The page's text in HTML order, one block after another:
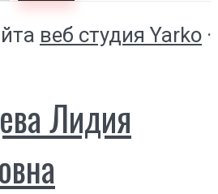
веб студия Yarko ·
Лидия